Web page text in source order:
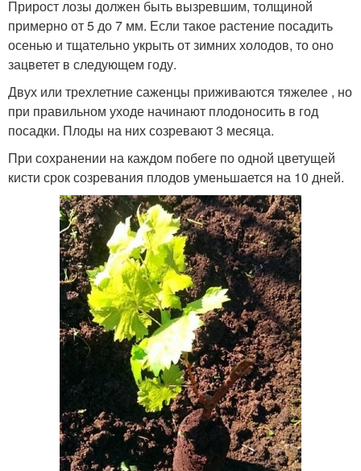
Прирост лозы должен быть вызревшим, толщиной
примерно от 5 до 7 мм. Если такое растение посадить
осенью и тщательно укрыть от зимних холодов, то оно
зацветет в следующем году.
Двух или трехлетние саженцы приживаются тяжелее , но
при правильном уходе начинают плодоносить в год
посадки. Плоды на них созревают 3 месяца.
При сохранении на каждом побеге по одной цветущей
кисти срок созревания плодов уменьшается на 10 дней.